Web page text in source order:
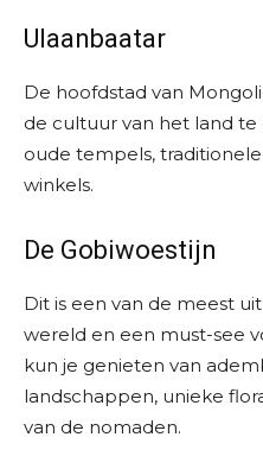
Ulaanbaatar
De hoofdstad van
de cultuur van het land
oude tempels,
winkels.
De Gobiwoestijn
Dit is een van de meest
wereld en een must-see
kun je genieten van
landschappen, unieke
van de nomaden.